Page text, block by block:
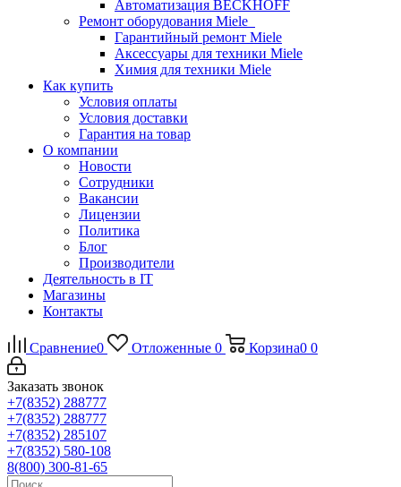
Автоматизация BECKHOFF
Ремонт оборудования Miele
Гарантийный ремонт Miele
Аксессуары для техники Miele
Химия для техники Miele
Как купить
Условия оплаты
Условия доставки
Гарантия на товар
О компании
Новости
Сотрудники
Вакансии
Лицензии
Политика
Блог
Производители
Деятельность в IT
Магазины
Контакты
Сравнение0 Отложенные 0 Корзина0 0
Заказать звонок
+7(8352) 288777
+7(8352) 288777
+7(8352) 285107
+7(8352) 580-108
8(800) 300-81-65